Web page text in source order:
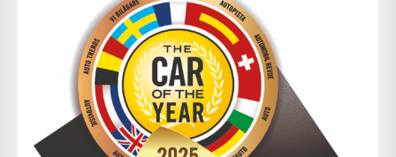
2025